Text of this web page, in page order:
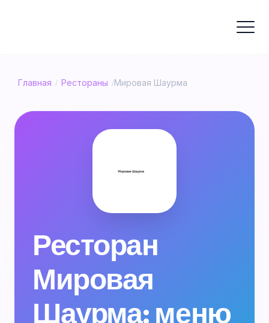
Главная / Рестораны /Мировая Шаурма
Ресторан
Мировая
Шаурма: меню